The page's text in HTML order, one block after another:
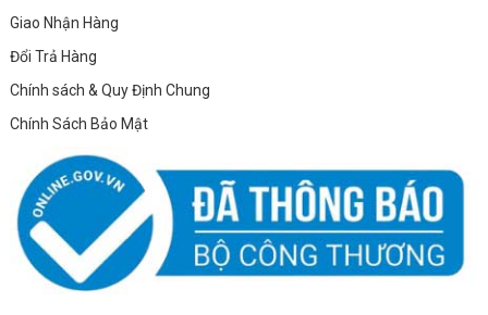
Giao Nhận Hàng
Đổi Trả Hàng
Chính sách & Quy Định Chung
Chính Sách Bảo Mật